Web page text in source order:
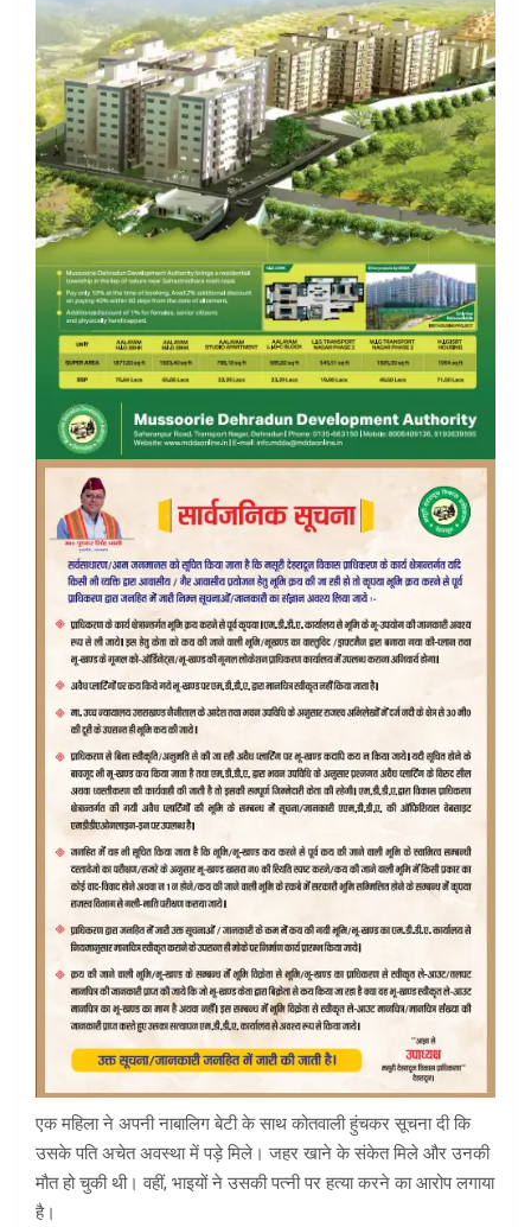
एक महिला ने अपनी नाबालिग बेटी के साथ कोतवाली हुंचकर सूचना दी कि
उसके पति अचेत अवस्था में पड़े मिले। जहर खाने के संकेत मिले और उनकी
मौत हो चुकी थी। वहीं, भाइयों ने उसकी पत्नी पर हत्या करने का आरोप लगाया
है।